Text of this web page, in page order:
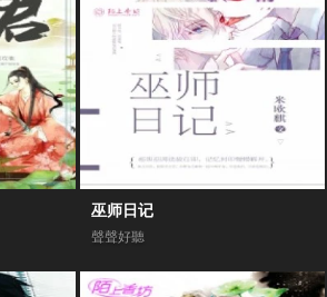
巫师日记
聲聲好聽